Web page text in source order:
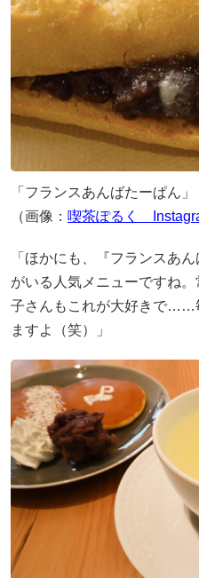
「フランスあんばたーぱん
（画像： 喫茶ぽるく
「ほかにも、『フランスあ
がいる人気メニューですね
子さんもこれが大好きで……
ますよ（笑）」